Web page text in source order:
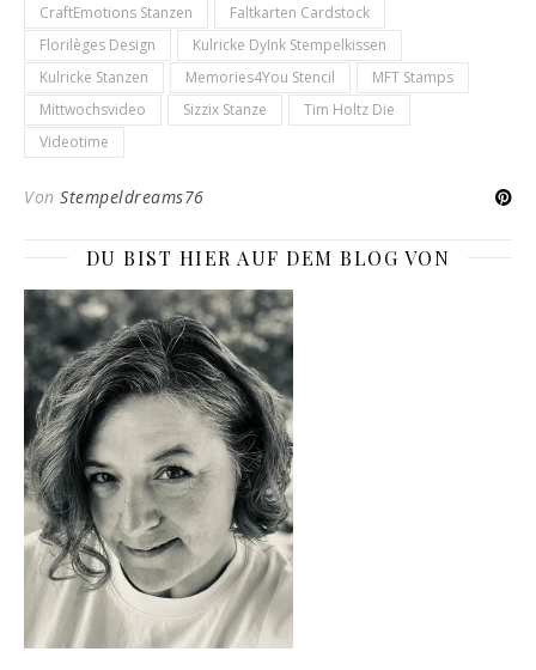
CraftEmotions Stanzen
Faltkarten Cardstock
Florilèges Design
Kulricke DyInk Stempelkissen
Kulricke Stanzen
Memories4You Stencil
MFT Stamps
Mittwochsvideo
Sizzix Stanze
Tim Holtz Die
Videotime
Von Stempeldreams76
DU BIST HIER AUF DEM BLOG VON